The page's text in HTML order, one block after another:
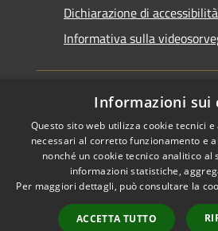
Dichiarazione di accessibilità
Informativa sulla
RSS
Accessibilità
Cookie
Mappa del sito
Informazioni sui
Questo sito web utilizza cookie tecnici
necessari al corretto funzionamento e
nonché un cookie tecnico analitico al
informazioni statistiche,
Per maggiori dettagli, può consultare la
ACCETTA TUTTO